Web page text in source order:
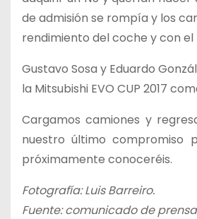
de admisión se rompía y los
rendimiento del coche y con
Gustavo Sosa y Eduardo
la Mitsubishi EVO CUP 2017
Cargamos camiones y
nuestro último compromiso
próximamente conoceréis.
Fotografía: Luis Barreiro.
Fuente: comunicado de